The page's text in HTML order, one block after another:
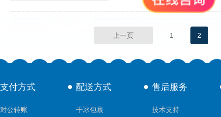
上一页 1 2
支付方式
对公转账
配送方式
干冰包裹
售后服务
技术支持